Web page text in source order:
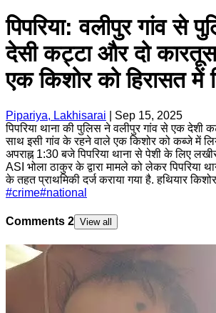
पिपरिया: वलीपुर गांव से
देसी कट्टा और दो
एक किशोर को हिरासत में
Pipariya, Lakhisarai
Sep 15, 2025
पिपरिया थाना की पुलिस ने वलीपुर गांव से एक देशी
साथ इसी गांव के रहने वाले एक किशोर को कब्जे में
अपराह्न 1:30 बजे पिपरिया थाना से पेशी के लिए
ASI भोला ठाकुर के द्वारा मामले को लेकर पिपरिया
के तहत प्राथमिकी दर्ज कराया गया है. हथियार
#crime#national
Comments 2 View all